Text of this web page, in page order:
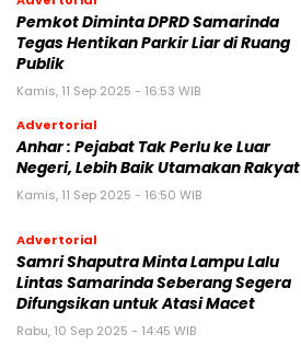
Pemkot Diminta DPRD Samarinda
Tegas Hentikan Parkir Liar di Ruang
Publik
Kamis, 11 Sep 2025 - 16:53 WIB
Advertorial
Anhar : Pejabat Tak Perlu ke Luar
Negeri, Lebih Baik Utamakan Rakyat
Kamis, 11 Sep 2025 - 16:50 WIB
Advertorial
Samri Shaputra Minta Lampu Lalu
Lintas Samarinda Seberang Segera
Difungsikan untuk Atasi Macet
Rabu, 10 Sep 2025 - 14:45 WIB